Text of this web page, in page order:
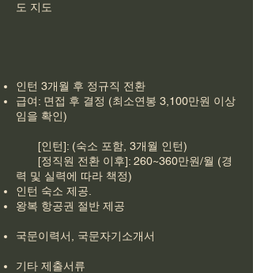
도 지도
인턴 3개월 후 정규직 전환
급여: 면접 후 결정 (최소연봉 3,100만원 이상
임을 확인)
[인턴]: (숙소 포함, 3개월 인턴)
[정직원 전환 이후]: 260~360만원/월 (경
력 및 실력에 따라 책정)
인턴 숙소 제공.
왕복 항공권 절반 제공
국문이력서, 국문자기소개서
기타 제출서류